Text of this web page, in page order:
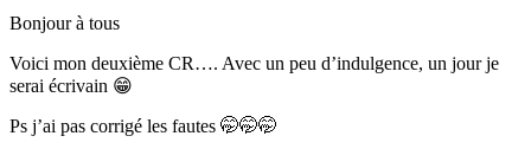
Bonjour à tous
Voici mon deuxième CR…. Avec un peu d’indulgence, un jour je
serai écrivain 😁
Ps j’ai pas corrigé les fautes 🤭🤭🤭